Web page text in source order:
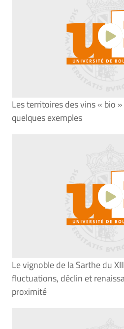
Les territoires des vins « bio
quelques exemples
Le vignoble de la Sarthe du
fluctuations, déclin et
proximité